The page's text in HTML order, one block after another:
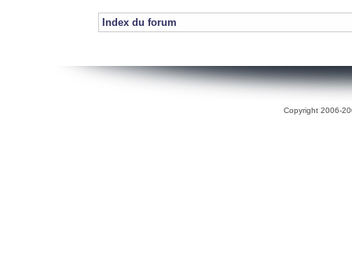
Index du forum
Copyright 2006-